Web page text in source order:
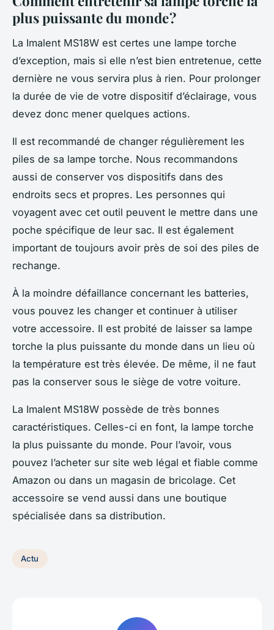
plus puissante du monde ?
La Imalent MS18W est certes une lampe torche
d’exception, mais si elle n’est bien entretenue, cette
dernière ne vous servira plus à rien. Pour prolonger
la durée de vie de votre dispositif d’éclairage, vous
devez donc mener quelques actions.
Il est recommandé de changer régulièrement les
piles de sa lampe torche. Nous recommandons
aussi de conserver vos dispositifs dans des
endroits secs et propres. Les personnes qui
voyagent avec cet outil peuvent le mettre dans une
poche spécifique de leur sac. Il est également
important de toujours avoir près de soi des piles de
rechange.
À la moindre défaillance concernant les batteries,
vous pouvez les changer et continuer à utiliser
votre accessoire. Il est probité de laisser sa lampe
torche la plus puissante du monde dans un lieu où
la température est très élevée. De même, il ne faut
pas la conserver sous le siège de votre voiture.
La Imalent MS18W possède de très bonnes
caractéristiques. Celles-ci en font, la lampe torche
la plus puissante du monde. Pour l’avoir, vous
pouvez l’acheter sur site web légal et fiable comme
Amazon ou dans un magasin de bricolage. Cet
accessoire se vend aussi dans une boutique
spécialisée dans sa distribution.
Actu